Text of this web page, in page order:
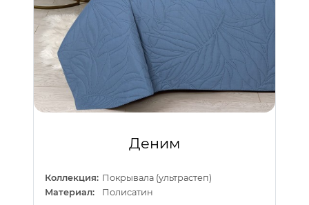
Деним
Коллекция: Покрывала (ультрастеп)
Материал:
Полисатин